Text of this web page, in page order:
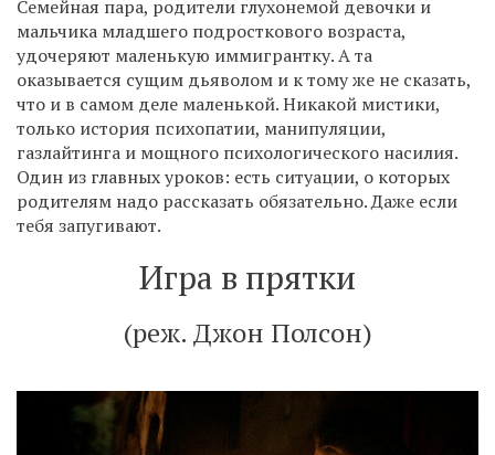
Семейная пара, родители глухонемой девочки и
мальчика младшего подросткового возраста,
удочеряют маленькую иммигрантку. А та
оказывается сущим дьяволом и к тому же не сказать,
что и в самом деле маленькой. Никакой мистики,
только история психопатии, манипуляции,
газлайтинга и мощного психологического насилия.
Один из главных уроков: есть ситуации, о которых
родителям надо рассказать обязательно. Даже если
тебя запугивают.
Игра в прятки
(реж. Джон Полсон)